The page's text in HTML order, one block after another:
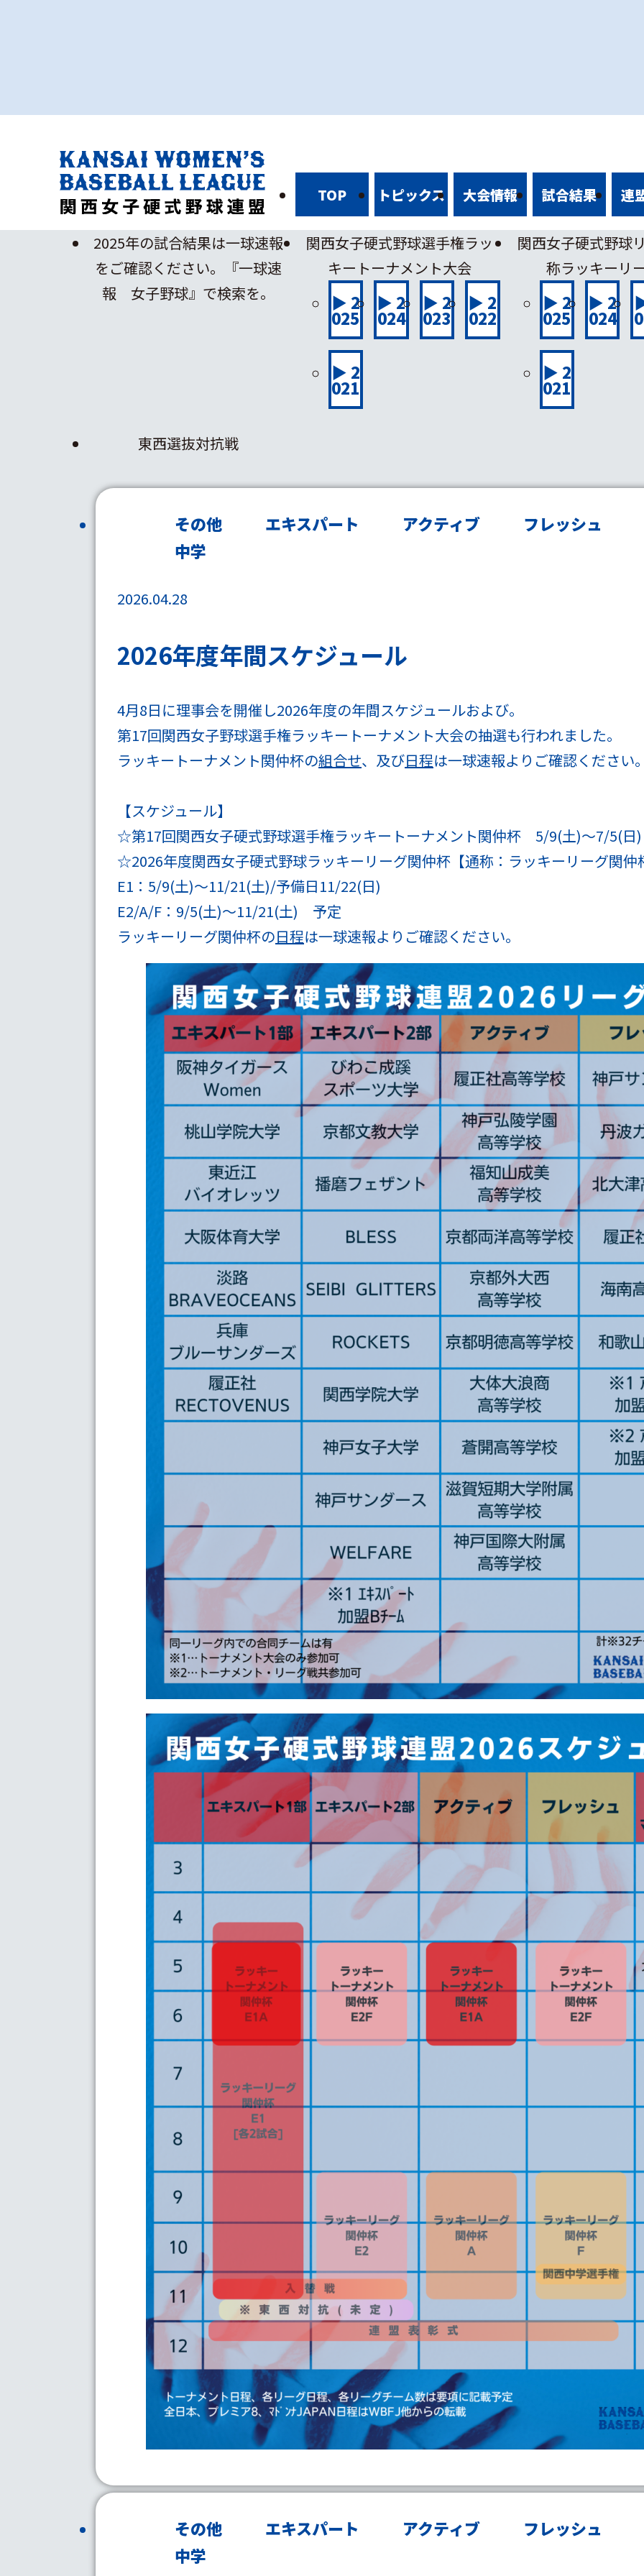
TOP トピックス 大会情報 試合結果 連
TOPIX トピックス
2025年の試合結果は一球速報
をご確認ください。『一球速
報 女子野球』で検索を。
関西女子硬式野球選手権ラッ
キートーナメント大会
▶ 2
025
▶ 2
024
▶ 2
023
▶ 2
022
▶ 2
021
関西女子硬式野球
称ラッキーリ
▶ 2
025
▶ 2
024
▶ 2
021
東西選抜対抗戦
その他 エキスパート アクティブ
フレッシュ
中学
2026.04.28
2026年度年間スケジュール
4月8日に理事会を開催し2026年度の年間スケジュールおよび。
第17回関西女子野球選手権ラッキートーナメント大会の抽選も行われました。
ラッキートーナメント関仲杯の組合せ、及び日程は一球速報よりご確認ください
【スケジュール】
☆第17回関西女子硬式野球選手権ラッキートーナメント関仲杯 5/9(土)～7/5(日)
☆2026年度関西女子硬式野球ラッキーリーグ関仲杯【通称：ラッキーリーグ関仲
E1：5/9(土)～11/21(土)/予備日11/22(日)
E2/A/F：9/5(土)～11/21(土) 予定
ラッキーリーグ関仲杯の日程は一球速報よりご確認ください。
その他 エキスパート アクティブ
フレッシュ
中学